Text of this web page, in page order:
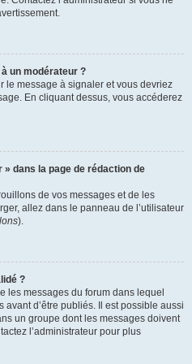
un modérateur ?
le message à signaler et vous devriez
En cliquant dessus, vous accéderez
dans la page de rédaction de
de vos messages et de les
allez dans le panneau de l’utilisateur
).
?
les messages du forum dans lequel
avant d’être publiés. Il est possible aussi
un groupe dont les messages doivent
l’administrateur pour plus